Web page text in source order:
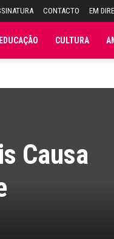
CONTACTO EM
EDUCAÇÃO CULTURA
Causa